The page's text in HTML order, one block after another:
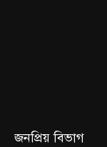
জনপ্রিয় বিভাগ